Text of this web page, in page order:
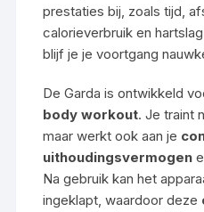
prestaties bij, zoals tijd,
calorieverbruik en
blijf je je voortgang
De Garda is ontwikkeld
body workout. Je traint
maar werkt ook aan je
uithoudingsvermogen
Na gebruik kan het
ingeklapt, waardoor deze